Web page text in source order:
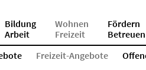
Bildung
Arbeit
Wohnen
Freizeit
Fördern
Betreuen
Freizeit-Angebote